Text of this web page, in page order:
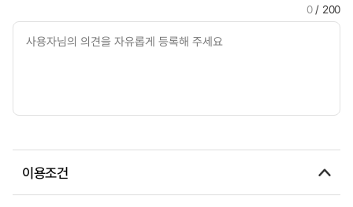
0/ 200
이용조건